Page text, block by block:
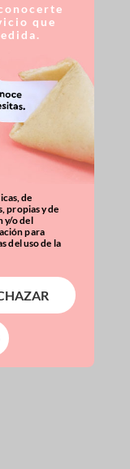
que
de
propias y de
y/o del
para
del uso de la